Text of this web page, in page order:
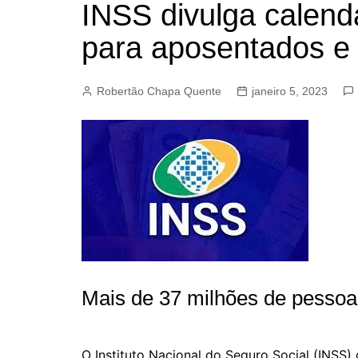
ESTIVA
JUNDIAÍ
PAULÍNIA
INSS divulga
para aposentados
Robertão Chapa Quente janeiro 5, 2023
Mais de 37 milhões de
O Instituto Nacional do Seguro Social